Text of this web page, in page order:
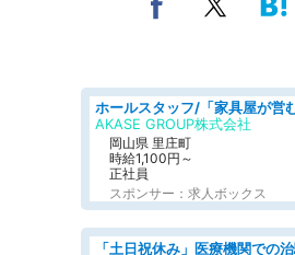
AKASE GROUP株式会社
岡山県 里庄町
時給1,100円～
正社員
スポンサー：求人ボックス